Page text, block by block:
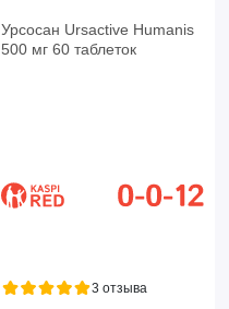
Урсосан Ursactive Humanis
500 мг 60 таблеток
3 отзыва